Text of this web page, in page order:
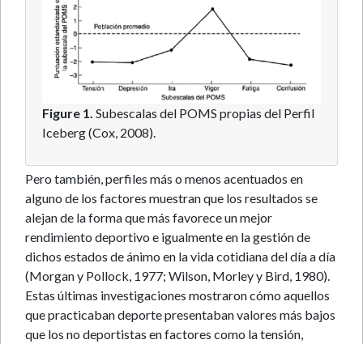
Figure 1. Subescalas del POMS propias del Perfil
Iceberg (Cox, 2008).
Pero también, perfiles más o menos acentuados en
alguno de los factores muestran que los resultados se
alejan de la forma que más favorece un mejor
rendimiento deportivo e igualmente en la gestión de
dichos estados de ánimo en la vida cotidiana del día a día
(Morgan y Pollock, 1977; Wilson, Morley y Bird, 1980).
Estas últimas investigaciones mostraron cómo aquellos
que practicaban deporte presentaban valores más bajos
que los no deportistas en factores como la tensión,